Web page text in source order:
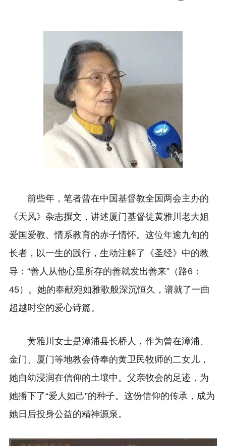
前些年，笔者曾在中国基督教全国两会主办的
《天风》杂志撰文，讲述厦门基督徒黄雅川老大姐
爱国爱教、情系教育的赤子情怀。这位年逾九旬的
长者，以一生的践行，生动注解了《圣经》中的教
导：“善人从他心里所存的善就发出善来”（路6：
45）。她的奉献宛如雅歌般深沉恒久，谱就了一曲
超越时空的爱心诗篇。
黄雅川女士是漳浦县长桥人，作为曾在漳浦、
金门、厦门等地教会侍奉的黄卫民牧师的二女儿，
她自幼浸润在信仰的土壤中。父亲牧会的足迹，为
她播下了“‌爱人如己‌”的种子。这份信仰的传承，成为
她日后投身公益的精神源泉。